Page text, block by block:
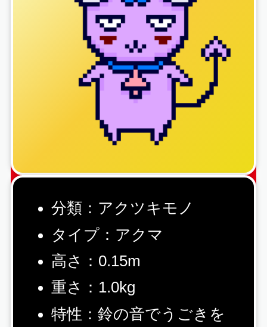
分類：アクツキモノ
タイプ：アクマ
高さ：0.15m
重さ：1.0kg
特性：鈴の音でうごきを